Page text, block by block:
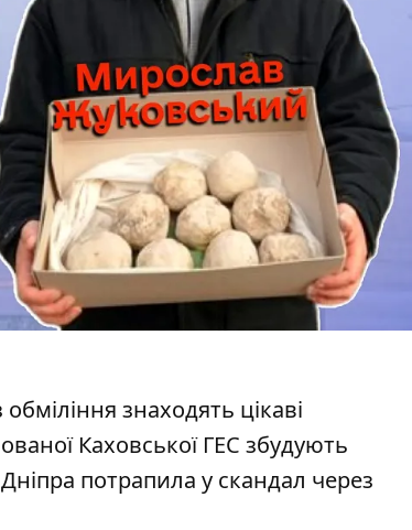
обміління знаходять цікаві
Каховської ГЕС збудують
потрапила у скандал через